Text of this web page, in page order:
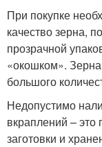
При покупке
качество зерна,
прозрачной
«окошком».
большого
Недопустимо
вкраплений – это
заготовки и